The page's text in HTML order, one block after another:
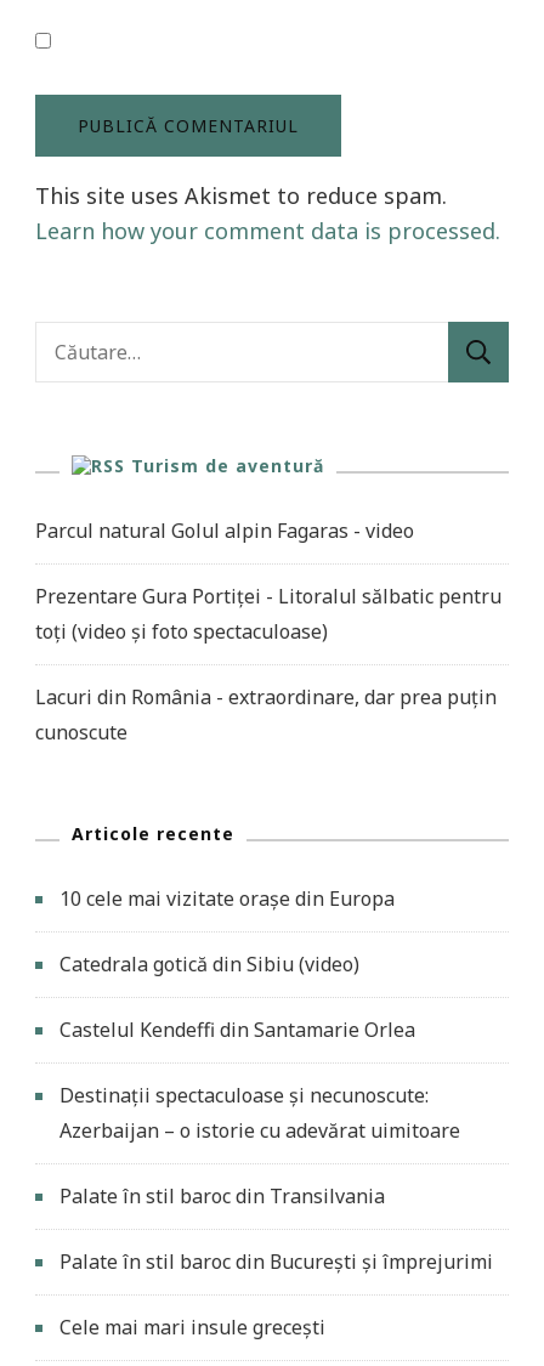
This site uses Akismet to reduce spam.
Learn how your comment data is processed.
Caută
Turism de aventură
Parcul natural Golul alpin Fagaras - video
Prezentare Gura Portiței - Litoralul sălbatic pentru
toți (video și foto spectaculoase)
Lacuri din România - extraordinare, dar prea puțin
cunoscute
Articole recente
10 cele mai vizitate orașe din Europa
Catedrala gotică din Sibiu (video)
Castelul Kendeffi din Santamarie Orlea
Destinații spectaculoase și necunoscute:
Azerbaijan – o istorie cu adevărat uimitoare
Palate în stil baroc din Transilvania
Palate în stil baroc din București și împrejurimi
Cele mai mari insule grecești